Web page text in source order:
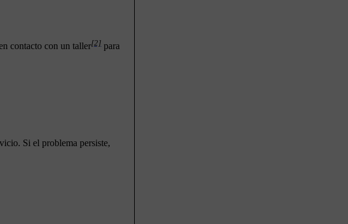
contacto con un taller[2] para
Si el problema persiste,